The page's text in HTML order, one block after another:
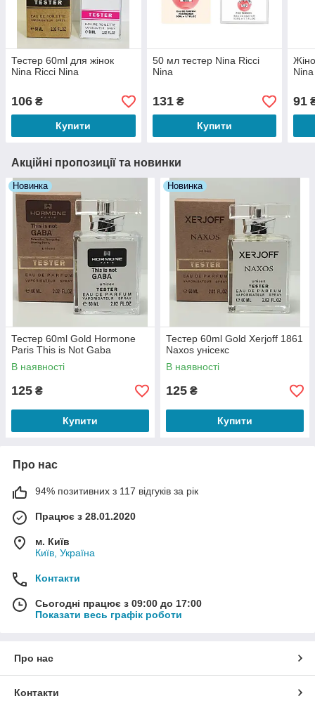
Тестер 60ml для жінок
Nina Ricci Nina
106 ₴
Купити
50 мл тестер Nina Ricci
Nina
131₴
Купити
91
Акційні пропозиції та новинки
Новинка
Тестер 60ml Gold Hormone
Paris This is Not Gaba
В наявності
125 ₴
Купити
Новинка
Тестер 60ml Gold Xerjoff 1861
Naxos унісекс
В наявності
125 ₴
Купити
Про нас
94% позитивних з 117 відгуків за рік
Працює з 28.01.2020
м. Київ
Київ, Україна
Контакти
Сьогодні працює з 09:00 до 17:00
Показати весь графік роботи
Про нас
Контакти